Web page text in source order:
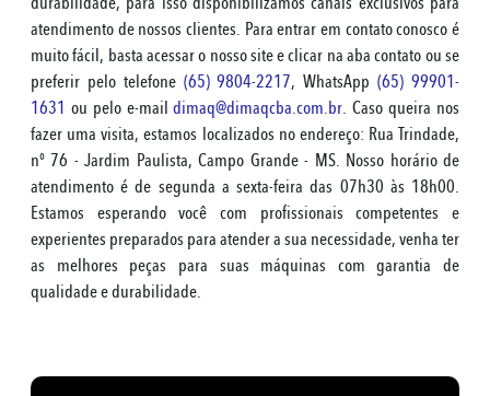
durabilidade, para isso disponibilizamos canais exclusivos para
atendimento de nossos clientes. Para entrar em contato conosco é
muito fácil, basta acessar o nosso site e clicar na aba contato ou se
preferir pelo telefone (65) 9804-2217, WhatsApp(65) 99901-
1631 ou pelo e-maildimaq@dimaqcba.com.br. Caso queira nos
fazer uma visita, estamos localizados no endereço: Rua Trindade,
nº 76 - Jardim Paulista, Campo Grande - MS. Nosso horário de
atendimento é de segunda a sexta-feira das 07h30 às 18h00.
Estamos esperando você com profissionais competentes e
experientes preparados para atender a sua necessidade, venha ter
as melhores peças para suas máquinas com garantia de
qualidade e durabilidade.